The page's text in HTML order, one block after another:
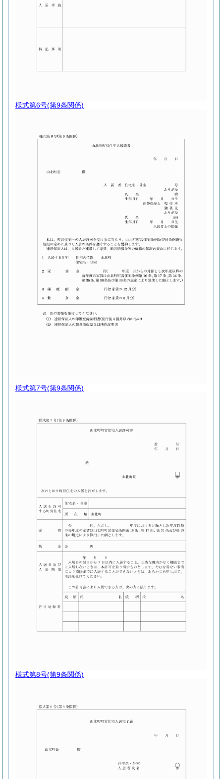
様式第6号(第9条関係)
様式第7号(第9条関係)
様式第8号(第9条関係)